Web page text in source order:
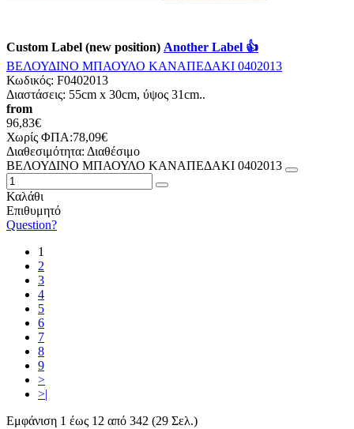
Custom Label (new position) Another Label 👍
ΒΕΛΟΥΔΙΝΟ ΜΠΑΟΥΛΟ ΚΑΝΑΠΕΔΑΚΙ 0402013
Κωδικός: F0402013
Διαστάσεις: 55cm x 30cm, ύψος 31cm..
from
96,83€
Χωρίς ΦΠΑ:78,09€
Διαθεσιμότητα: Διαθέσιμο
ΒΕΛΟΥΔΙΝΟ ΜΠΑΟΥΛΟ ΚΑΝΑΠΕΔΑΚΙ 0402013
Καλάθι
Επιθυμητό
Question?
1
2
3
4
5
6
7
8
9
>
>|
Εμφάνιση 1 έως 12 από 342 (29 Σελ.)